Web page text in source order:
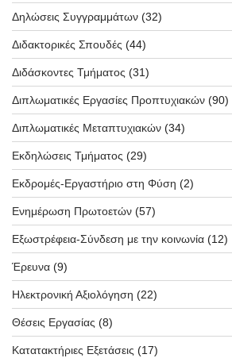
Δηλώσεις Συγγραμμάτων (32)
Διδακτορικές Σπουδές (44)
Διδάσκοντες Τμήματος (31)
Διπλωματικές Εργασίες Προπτυχιακών (90)
Διπλωματικές Μεταπτυχιακών (34)
Εκδηλώσεις Τμήματος (29)
Εκδρομές-Εργαστήριο στη Φύση (2)
Ενημέρωση Πρωτοετών (57)
Εξωστρέφεια-Σύνδεση με την κοινωνία (12)
Έρευνα (9)
Ηλεκτρονική Αξιολόγηση (22)
Θέσεις Εργασίας (8)
Κατατακτήριες Εξετάσεις (17)